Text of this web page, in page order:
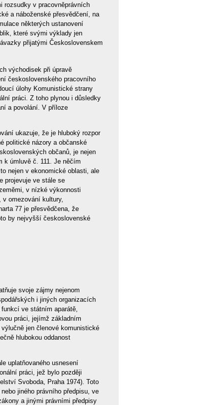
rozsudky v pracovněprávních
a náboženské přesvědčení, na
některých ustanovení
které svými výklady jen
přijatými Československem
východisek při úpravě
československého pracovního
úlohy Komunistické strany
práci. Z toho plynou i důsledky
a povolání. V příloze
ukazuje, že je hluboký rozpor
politické názory a občanské
občanů, je nejen
k úmluvě č. 111. Je něčím
nejen v ekonomické oblasti, ale
projevuje ve stále se
v nízké výkonnosti
omezování kultury,
77 je přesvědčena, že
by nejvyšší československé
svoje zájmy nejenom
i jiných organizacích
ve státním aparátě,
práci, jejímž základním
jen členové komunistické
hlubokou oddanost
uplatňovaného usnesení
práci, jež bylo později
Svoboda, Praha 1974). Toto
jiného právního předpisu, ve
a jinými právními předpisy